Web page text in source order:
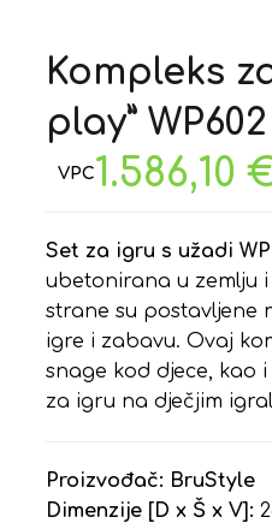
Kompleks
play” WP602
1.586,10
Set za igru s užadi
ubetonirana u zemlju
strane su postavljene
igre i zabavu. Ovaj
snage kod djece, kao
za igru na dječjim
Proizvođač: BruStyle
Dimenzije [D x Š x V]: